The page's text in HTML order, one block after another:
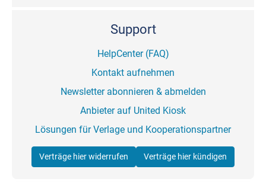
Support
HelpCenter (FAQ)
Kontakt aufnehmen
Newsletter abonnieren & abmelden
Anbieter auf United Kiosk
Lösungen für Verlage und Kooperationspartner
Verträge hier widerrufen Verträge hier kündigen